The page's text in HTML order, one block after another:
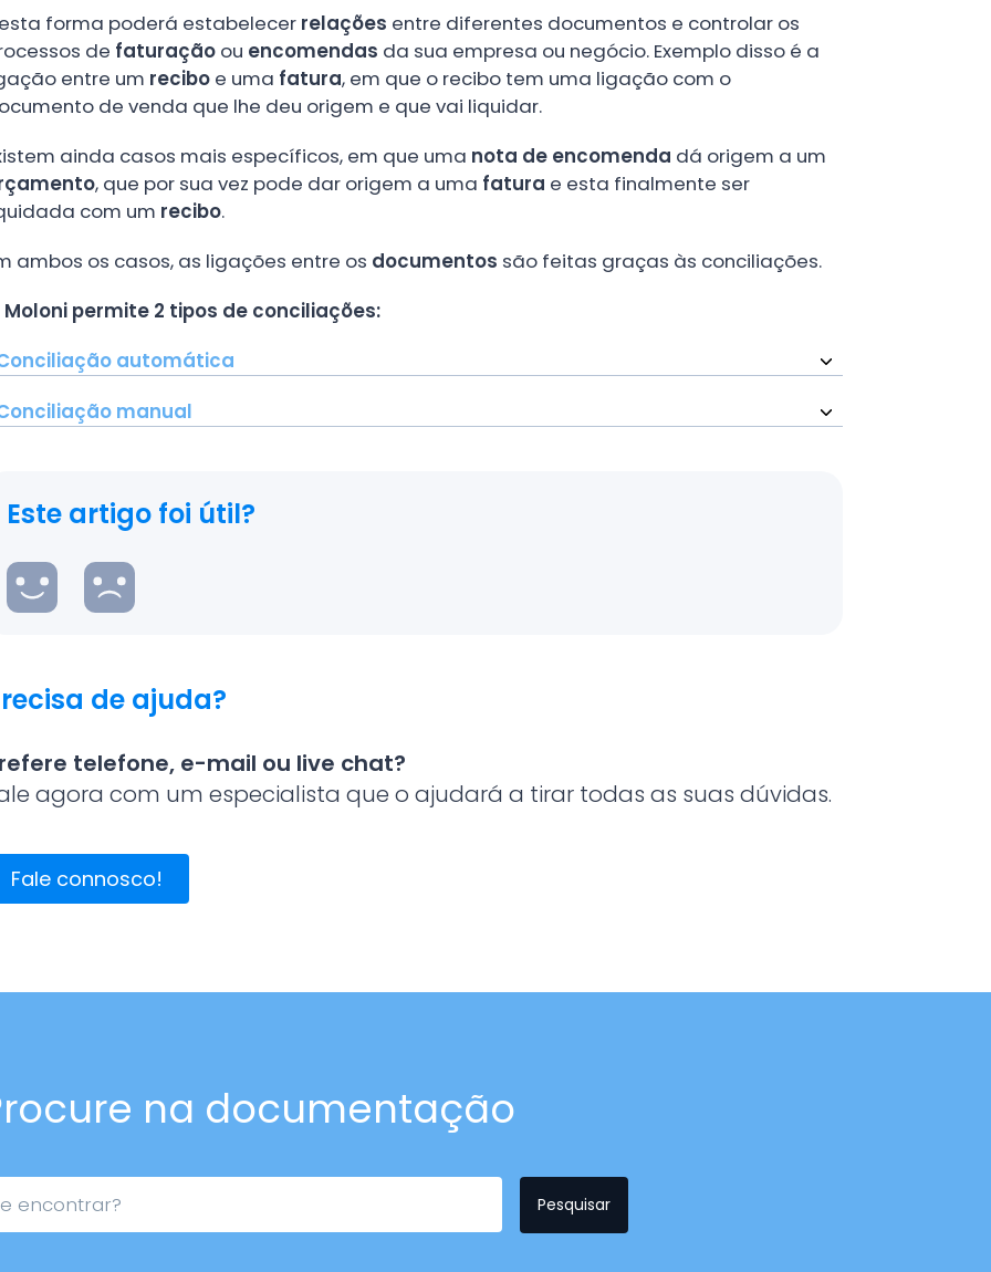
forma poderá estabelecer relações entre diferentes documentos e controlar os
de faturação ou encomendas da sua empresa ou negócio. Exemplo disso é a
entre um recibo e uma fatura, em que o recibo tem uma ligação com o
de venda que lhe deu origem e que vai liquidar.
ainda casos mais específicos, em que uma nota de encomenda dá origem a um
, que por sua vez pode dar origem a uma fatura e esta finalmente ser
com um recibo.
ambos os casos, as ligações entre os documentos são feitas graças às conciliações.
Moloni permite 2 tipos de conciliações:
automática
manual
Este artigo foi útil?
de ajuda?
telefone, e-mail ou live chat?
agora com um especialista que o ajudará a tirar todas as suas dúvidas.
Fale connosco!
na documentação
Pesquisar